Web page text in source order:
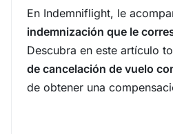
En Indemniflight, le
indemnización que le
Descubra en este artículo
de cancelación de vuelo
de obtener una